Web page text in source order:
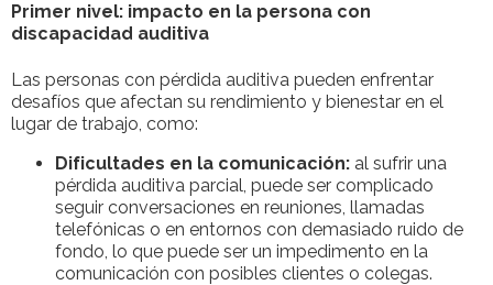
Primer nivel: impacto en la persona con
discapacidad auditiva
Las personas con pérdida auditiva pueden enfrentar
desafíos que afectan su rendimiento y bienestar en el
lugar de trabajo, como:
Dificultades en la comunicación: al sufrir una
pérdida auditiva parcial, puede ser complicado
seguir conversaciones en reuniones, llamadas
telefónicas o en entornos con demasiado ruido de
fondo, lo que puede ser un impedimento en la
comunicación con posibles clientes o colegas.